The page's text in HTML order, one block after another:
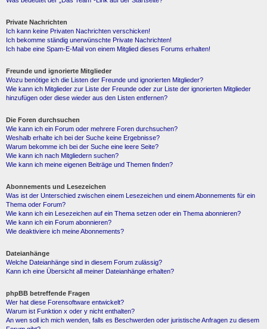
Private Nachrichten
Ich kann keine Privaten Nachrichten verschicken!
Ich bekomme ständig unerwünschte Private Nachrichten!
Ich habe eine Spam-E-Mail von einem Mitglied dieses Forums erhalten!
Freunde und ignorierte Mitglieder
Wozu benötige ich die Listen der Freunde und ignorierten Mitglieder?
Wie kann ich Mitglieder zur Liste der Freunde oder zur Liste der ignorierten Mitglieder
hinzufügen oder diese wieder aus den Listen entfernen?
Die Foren durchsuchen
Wie kann ich ein Forum oder mehrere Foren durchsuchen?
Weshalb erhalte ich bei der Suche keine Ergebnisse?
Warum bekomme ich bei der Suche eine leere Seite?
Wie kann ich nach Mitgliedern suchen?
Wie kann ich meine eigenen Beiträge und Themen finden?
Abonnements und Lesezeichen
Was ist der Unterschied zwischen einem Lesezeichen und einem Abonnements für ein
Thema oder Forum?
Wie kann ich ein Lesezeichen auf ein Thema setzen oder ein Thema abonnieren?
Wie kann ich ein Forum abonnieren?
Wie deaktiviere ich meine Abonnements?
Dateianhänge
Welche Dateianhänge sind in diesem Forum zulässig?
Kann ich eine Übersicht all meiner Dateianhänge erhalten?
phpBB betreffende Fragen
Wer hat diese Forensoftware entwickelt?
Warum ist Funktion x oder y nicht enthalten?
An wen soll ich mich wenden, falls es Beschwerden oder juristische Anfragen zu diesem